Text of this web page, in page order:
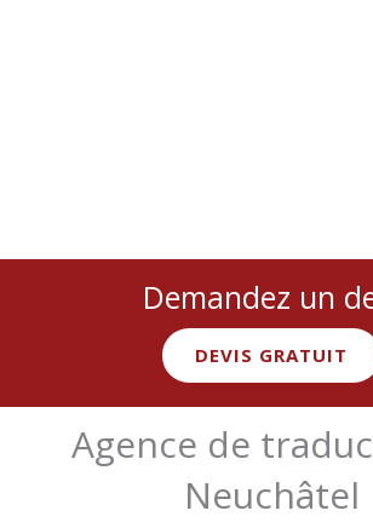
Demandez un
DEVIS GRATUIT
Agence de
Neuchâtel